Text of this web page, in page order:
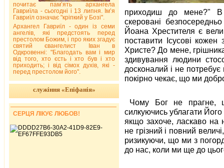
приходиш до мене?" В
скеровані
Йоана Хрестителя є
поставити Ісусові
Христе? До мене,
здивування людини
досконалий і не потребує
покірно чекає, що ми
Чому Бог не прагне,
силкуючись ублагати
якщо захоче, ласкаво на
не грізний і повний
ризикуючи, що ми з
до нас, коли ми ще до
почитає пам’ять архангела
Гавриїла - сьогодні і 13 липня. Ім’я
Гавриїл означає "кріпкий у Бозі".
Архангел Гавриїл - один із семи
ангелів, які предстоять перед
престолом Божим, і про яких згадує
святий євангелист Іван в
Одкровенні: "Благодать вам і мир
від того, хто єсть і хто був і хто
приходить; і від сімох духів, які -
перед престолом його".
служіння «Епіфанія»
СЕРЦЯ ЛІКУЄ ЛЮБОВ!